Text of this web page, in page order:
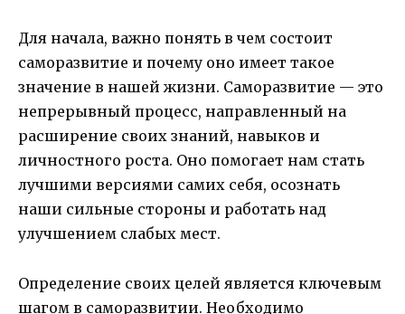
Для начала, важно понять в чем состоит
саморазвитие и почему оно имеет такое
значение в нашей жизни. Саморазвитие — это
непрерывный процесс, направленный на
расширение своих знаний, навыков и
личностного роста. Оно помогает нам стать
лучшими версиями самих себя, осознать
наши сильные стороны и работать над
улучшением слабых мест.
Определение своих целей является ключевым
шагом в саморазвитии. Необходимо